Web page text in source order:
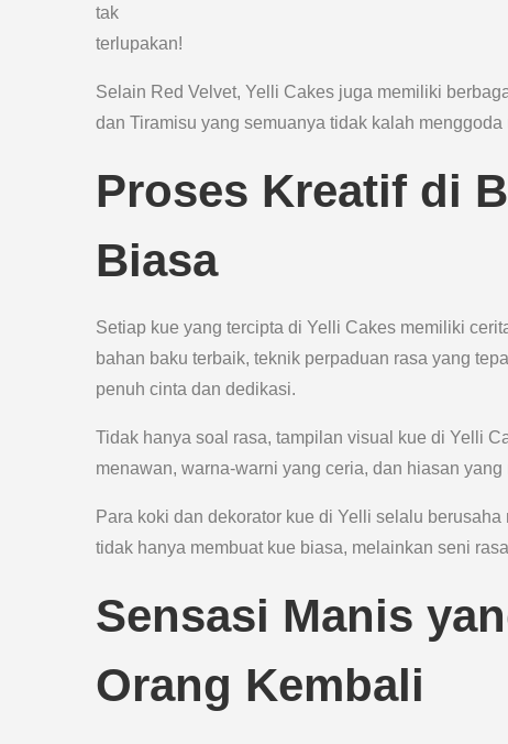
tak
terlupakan!
Selain Red Velvet, Yelli Cakes juga memiliki
dan Tiramisu yang semuanya tidak kalah menggoda
Proses Kreatif di
Biasa
Setiap kue yang tercipta di Yelli Cakes memiliki
bahan baku terbaik, teknik perpaduan rasa yang
penuh cinta dan dedikasi.
Tidak hanya soal rasa, tampilan visual kue di Yelli
menawan, warna-warni yang ceria, dan hiasan
Para koki dan dekorator kue di Yelli selalu
tidak hanya membuat kue biasa, melainkan seni
Sensasi Manis
Orang Kembali